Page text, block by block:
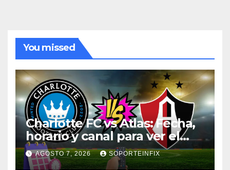
You missed
Charlotte FC vs Atlas: Fecha,
horario y canal para ver el
partido de la Leagues Cup
2026
AGOSTO 7, 2026 SOPORTEINFIX